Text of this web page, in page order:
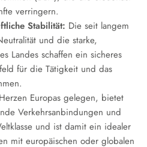
verringern.
Stabilität: Die seit langem
und die starke,
Landes schaffen ein sicheres
für die Tätigkeit und das
Europas gelegen, bietet
Verkehrsanbindungen und
und ist damit ein idealer
mit europäischen oder globalen